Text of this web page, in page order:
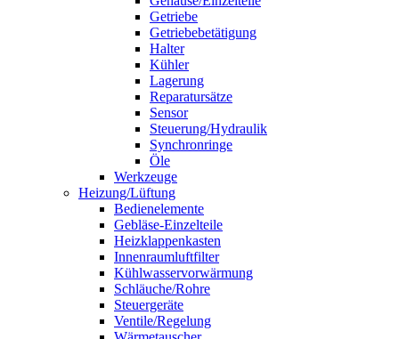
Getriebe
Getriebebetätigung
Halter
Kühler
Lagerung
Reparatursätze
Sensor
Steuerung/Hydraulik
Synchronringe
Öle
Werkzeuge
Heizung/Lüftung
Bedienelemente
Gebläse-Einzelteile
Heizklappenkasten
Innenraumluftfilter
Kühlwasservorwärmung
Schläuche/Rohre
Steuergeräte
Ventile/Regelung